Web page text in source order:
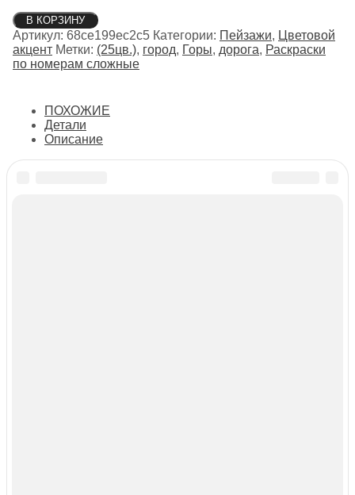
Количество
товара
Возле
моря
В КОРЗИНУ
Артикул: 68ce199ec2c5 Категории: Пейзажи, Цветовой
акцент Метки: (25цв.), город, Горы, дорога, Раскраски
по номерам сложные
ПОХОЖИЕ
Детали
Описание